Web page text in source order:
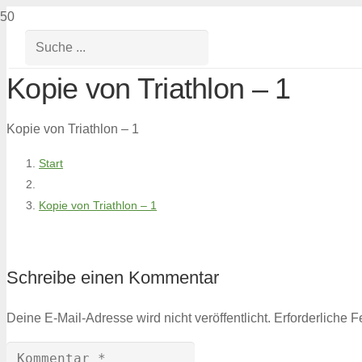
Kopie von Triathlon – 1
Kopie von Triathlon – 1
Start
Kopie von Triathlon – 1
Schreibe einen Kommentar
Deine E-Mail-Adresse wird nicht veröffentlicht. Erforderliche